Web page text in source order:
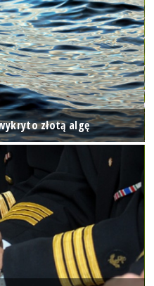
złotą algę